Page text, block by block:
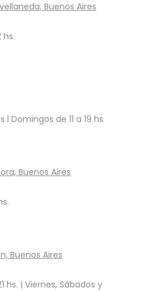
Buenos Aires
hs.
Domingos de 11 a 19 hs
Buenos Aires
Buenos Aires
hs. | Viernes, Sábados y